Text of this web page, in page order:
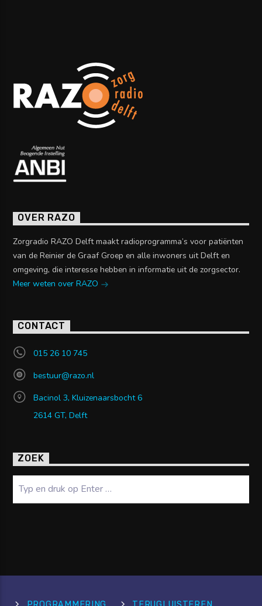
OVER RAZO
Zorgradio RAZO Delft maakt radioprogramma’s voor patiënten
van de Reinier de Graaf Groep en alle inwoners uit Delft en
omgeving, die interesse hebben in informatie uit de zorgsector.
Meer weten over RAZO
CONTACT
015 26 10 745
bestuur@razo.nl
Bacinol 3, Kluizenaarsbocht 6
2614 GT, Delft
ZOEK